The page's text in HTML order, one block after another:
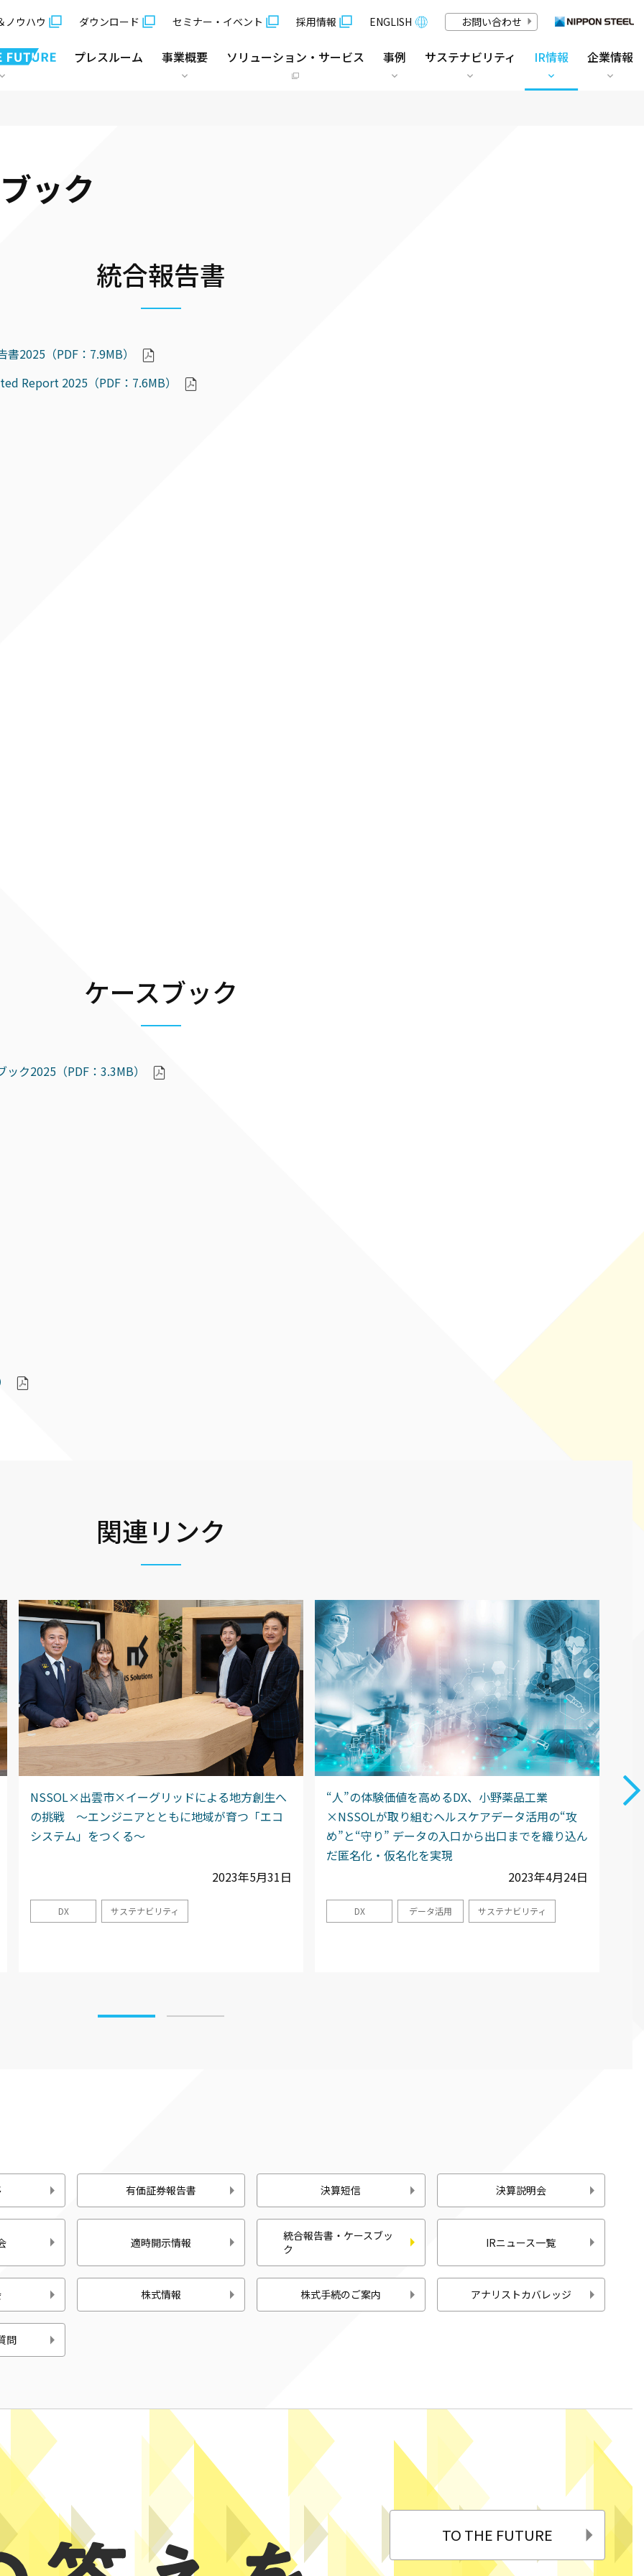
ノウハウ ダウンロード セミナー・イベント 採用情報 ENGLISH お問い合わせ
プレスルーム 事業概要 ソリューション・サービス 事例 サステナビリティ IR情報 企業情報
ック
統合報告書
書2025（PDF：7.9MB）
Report 2025（PDF：7.6MB）
ケースブック
ック2025（PDF：3.3MB）
関連リンク
NSSOL×出雲市×イーグリッドによる地方創生へ
の挑戦 ～エンジニアとともに地域が育つ「エコ
システム」をつくる～
2023年5月31日
DX サステナビリティ
“人”の体験価値を高めるDX、小野薬品工業
×NSSOLが取り組むヘルスケアデータ活用の“攻
め”と“守り” データの入口から出口までを織り込ん
だ匿名化・仮名化を実現
2023年4月24日
DX データ活用 サステナビリティ
シ
有価証券報告書 決算短信 決算説明会
適時開示情報
統合報告書・ケースブッ
ク
IRニュース一覧
株式情報 株式手続のご案内 アナリストカバレッジ
問
TO THE FUTURE